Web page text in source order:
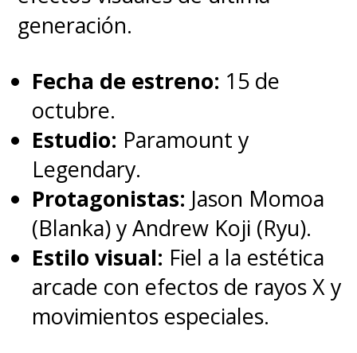
y tu familia nunca te
entrañable y potente mensaje
que quedó con todos los que
disfrutamos aquella maravilla
animada de 2002 que se
escapaba de los tradicionales
cuentos de Disney. Era
diferente y eso la hizo única.
La película que llevará a Lilo y el
generación.
Fecha de estreno: 15 de
octubre.
Estudio: Paramount y
Legendary.
Protagonistas: Jason Momoa
(Blanka) y Andrew Koji (Ryu).
Estilo visual: Fiel a la estética
arcade con efectos de rayos X y
movimientos especiales.